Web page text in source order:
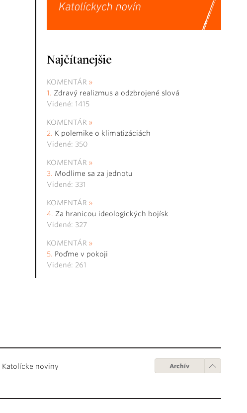
Najčítanejšie
KOMENTÁR
Zdravý realizmus a odzbrojené slová
Videné: 1415
KOMENTÁR
K polemike o klimatizáciách
Videné: 350
KOMENTÁR
Modlime sa za jednotu
Videné: 331
KOMENTÁR
Za hranicou ideologických bojísk
Videné: 327
KOMENTÁR
Poďme v pokoji
Videné: 261
noviny Archív